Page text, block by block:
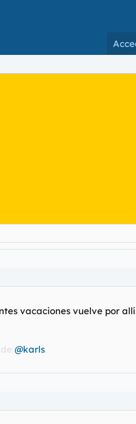
vacaciones vuelve por
@karls.